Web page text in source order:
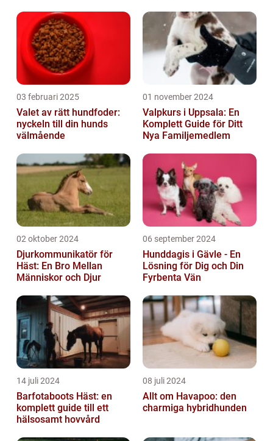
03 februari 2025
Valet av rätt hundfoder:
nyckeln till din hunds
välmående
01 november 2024
Valpkurs i Uppsala: En
Komplett Guide för Ditt
Nya Familjemedlem
02 oktober 2024
Djurkommunikatör för
Häst: En Bro Mellan
Människor och Djur
06 september 2024
Hunddagis i Gävle - En
Lösning för Dig och Din
Fyrbenta Vän
14 juli 2024
Barfotaboots Häst: en
komplett guide till ett
hälsosamt hovvård
08 juli 2024
Allt om Havapoo: den
charmiga hybridhunden